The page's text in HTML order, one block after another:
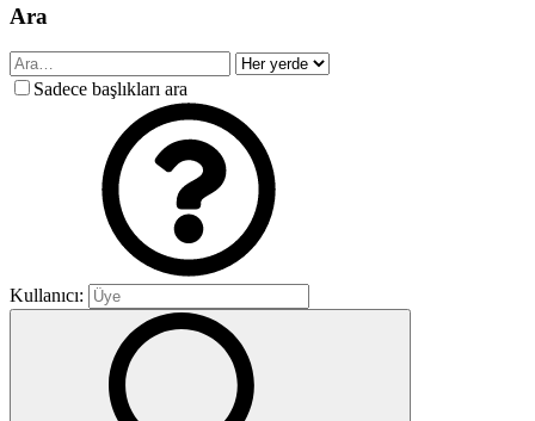
Ara
Sadece başlıkları ara
Kullanıcı: